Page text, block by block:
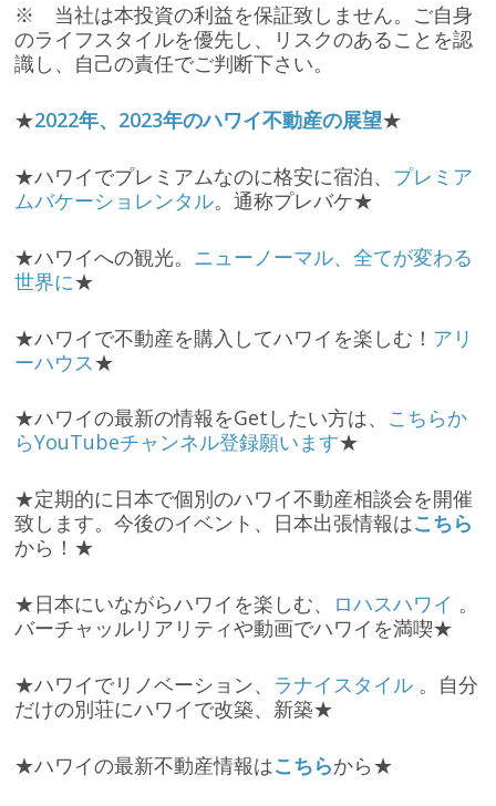
※ 当社は本投資の利益を保証致しません。ご自身
のライフスタイルを優先し、リスクのあることを認
識し、自己の責任でご判断下さい。
★2022年、2023年のハワイ不動産の展望★
★ハワイでプレミアムなのに格安に宿泊、 プレミア
ムバケーショレンタル。通称プレバケ★
★ハワイへの観光。 ニューノーマル、全てが変わる
世界に★
★ハワイで不動産を購入してハワイを楽しむ！ アリ
ーハウス★
★ハワイの最新の情報をGetしたい方は、 こちらか
らYouTubeチャンネル登録願います★
★定期的に日本で個別のハワイ不動産相談会を開催
致します。今後のイベント、日本出張情報はこちら
から！★
★日本にいながらハワイを楽しむ、 ロハスハワイ 。
バーチャッルリアリティや動画でハワイを満喫★
★ハワイでリノベーション、 ラナイスタイル 。自分
だけの別荘にハワイで改築、新築★
★ハワイの最新不動産情報はこちらから★